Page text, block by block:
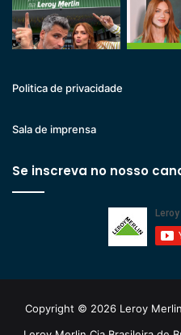
Politica de privacidade
Sala de imprensa
Se inscreva no nosso
Copyright © 2026 Leroy